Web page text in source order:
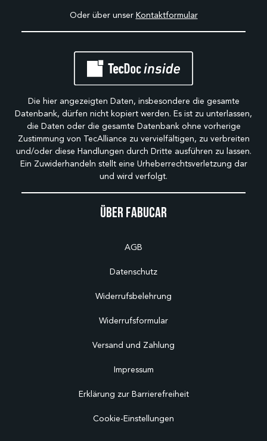
Über Fabucar
AGB
Datenschutz
Widerrufsbelehrung
Widerrufsformular
Versand und Zahlung
Impressum
Erklärung zur Barrierefreiheit
Cookie-Einstellungen
Oder über unser Kontaktformular
Die hier angezeigten Daten, insbesondere die gesamte
Datenbank, dürfen nicht kopiert werden. Es ist zu unterlassen,
die Daten oder die gesamte Datenbank ohne vorherige
Zustimmung von TecAlliance zu vervielfältigen, zu verbreiten
und/oder diese Handlungen durch Dritte ausführen zu lassen.
Ein Zuwiderhandeln stellt eine Urheberrechtsverletzung dar
und wird verfolgt.